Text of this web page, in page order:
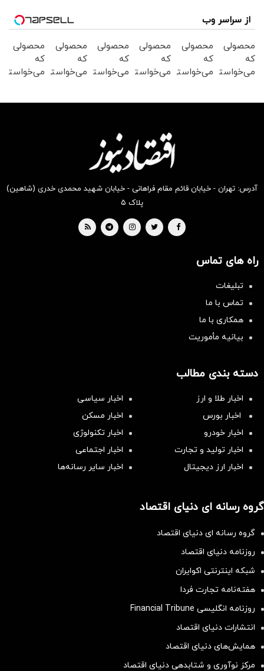
از سراسر وب
محصولی
که
می‌خواستی
محصولی
که
می‌خواستی
محصولی
که
می‌خواستی
بخر !
محصولی
که
می‌خواستی
بخر !
محصولی
که
می‌خواستی
محصولی
که
می‌خواستی
آدرس: تهران - خیابان قائم مقام فراهانی - خیابان شهید محمدی خدری (شاهین)
پلاک ۵
راه های تماس
تبلیغات
تماس با ما
همکاری با ما
بیانیه مأموریت
دسته بندی مطالب
اخبار طلا و ارز
اخبار سیاسی
اخبار بورس
اخبار مسکن
اخبار خودرو
اخبار تکنولوژی
اخبار تولید و تجارت
اخبار اجتماعی
اخبار ارز دیجیتال
اخبار سایر رسانه‌‌ها
گروه رسانه ای دنیای اقتصاد
گروه رسانه ای دنیای اقتصاد
روزنامه دنیای اقتصاد
شبکه اینترنتی اکوایران
هفته‌نامه تجارت فردا
روزنامه انگلیسی Financial Tribune
انتشارات دنیای اقتصاد
همایش‌های دنیای اقتصاد
مرکز نوآوری و شتابدهی دنیای اقتصاد